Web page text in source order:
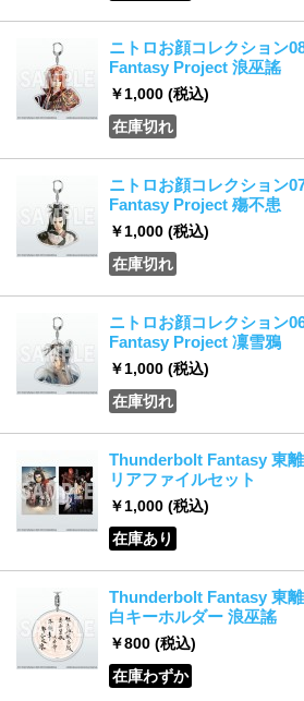
ニトロお顔コレクション
Fantasy Project 浪巫謠
￥1,000 (税込)
在庫切れ
ニトロお顔コレクション
Fantasy Project 殤不患
￥1,000 (税込)
在庫切れ
ニトロお顔コレクション
Fantasy Project 凜雪鴉
￥1,000 (税込)
在庫切れ
Thunderbolt Fantasy 東
リアファイルセット
￥1,000 (税込)
在庫あり
Thunderbolt Fantasy 東
白キーホルダー 浪巫謠
￥800 (税込)
在庫わずか